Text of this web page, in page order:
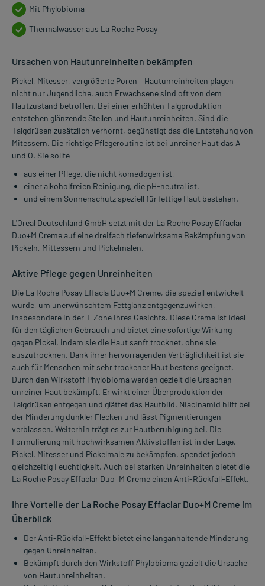
Mit Phylobioma
Thermalwasser aus La Roche Posay
Ursachen von Hautunreinheiten bekämpfen
Pickel, Mitesser, vergrößerte Poren – Hautunreinheiten plagen
nicht nur Jugendliche, auch Erwachsene sind oft von dem
Hautzustand betroffen. Bei einer erhöhten Talgproduktion
entstehen glänzende Stellen und Hautunreinheiten. Sind die
Talgdrüsen zusätzlich verhornt, begünstigt das die Entstehung von
Mitessern. Die richtige Pflegeroutine ist bei unreiner Haut das A
und O. Sie sollte
aus einer Pflege, die nicht komedogen ist,
einer alkoholfreien Reinigung, die pH-neutral ist,
und einem Sonnenschutz speziell für fettige Haut bestehen.
L'Oreal Deutschland GmbH setzt mit der La Roche Posay Effaclar
Duo+M Creme auf eine dreifach tiefenwirksame Bekämpfung von
Pickeln, Mittessern und Pickelmalen.
Aktive Pflege gegen Unreinheiten
Die La Roche Posay Effacla Duo+M Creme, die speziell entwickelt
wurde, um unerwünschtem Fettglanz entgegenzuwirken,
insbesondere in der T-Zone Ihres Gesichts. Diese Creme ist ideal
für den täglichen Gebrauch und bietet eine sofortige Wirkung
gegen Pickel, indem sie die Haut sanft trocknet, ohne sie
auszutrocknen. Dank ihrer hervorragenden Verträglichkeit ist sie
auch für Menschen mit sehr trockener Haut bestens geeignet.
Durch den Wirkstoff Phylobioma werden gezielt die Ursachen
unreiner Haut bekämpft. Er wirkt einer Überproduktion der
Talgdrüsen entgegen und glättet das Hautbild. Niacinamid hilft bei
der Minderung dunkler Flecken und lässt Pigmentierungen
verblassen. Weiterhin trägt es zur Hautberuhigung bei. Die
Formulierung mit hochwirksamen Aktivstoffen ist in der Lage,
Pickel, Mitesser und Pickelmale zu bekämpfen, spendet jedoch
gleichzeitig Feuchtigkeit. Auch bei starken Unreinheiten bietet die
La Roche Posay Effaclar Duo+M Creme einen Anti-Rückfall-Effekt.
Ihre Vorteile der La Roche Posay Effaclar Duo+M Creme im
Überblick
Der Anti-Rückfall-Effekt bietet eine langanhaltende Minderung
gegen Unreinheiten.
Bekämpft durch den Wirkstoff Phylobioma gezielt die Ursache
von Hautunreinheiten.